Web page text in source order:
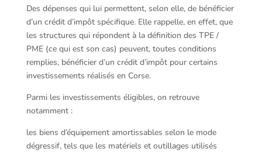
Des dépenses qui lui permettent, selon elle, de bénéficier
d’un crédit d’impôt spécifique. Elle rappelle, en effet, que
les structures qui répondent à la définition des TPE /
PME (ce qui est son cas) peuvent, toutes conditions
remplies, bénéficier d’un crédit d’impôt pour certains
investissements réalisés en Corse.
Parmi les investissements éligibles, on retrouve
notamment :
les biens d’équipement amortissables selon le mode
dégressif, tels que les matériels et outillages utilisés